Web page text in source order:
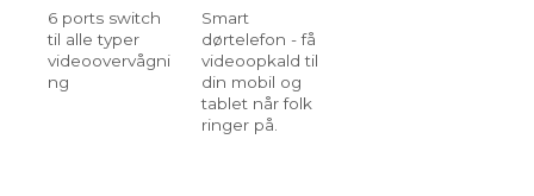
6 ports switch
til alle typer
videoovervågni
ng
Smart
dørtelefon - få
videoopkald til
din mobil og
tablet når folk
ringer på.